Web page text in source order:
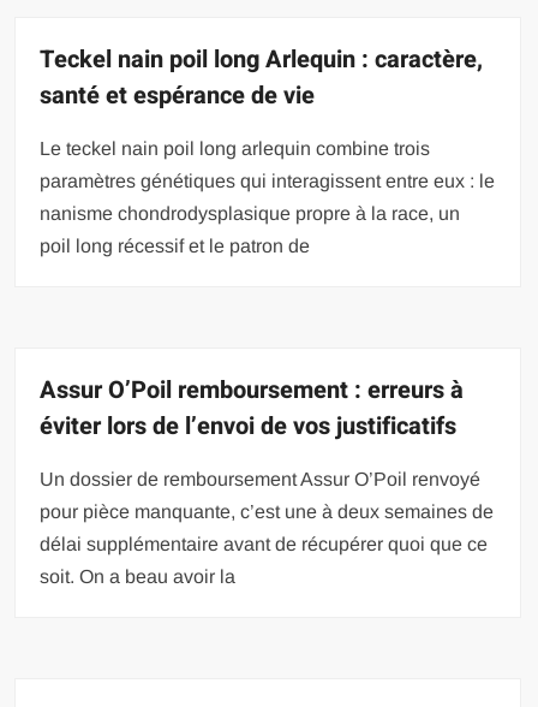
Teckel nain poil long Arlequin : caractère,
santé et espérance de vie
Le teckel nain poil long arlequin combine trois
paramètres génétiques qui interagissent entre eux : le
nanisme chondrodysplasique propre à la race, un
poil long récessif et le patron de
Assur O’Poil remboursement : erreurs à
éviter lors de l’envoi de vos justificatifs
Un dossier de remboursement Assur O’Poil renvoyé
pour pièce manquante, c’est une à deux semaines de
délai supplémentaire avant de récupérer quoi que ce
soit. On a beau avoir la